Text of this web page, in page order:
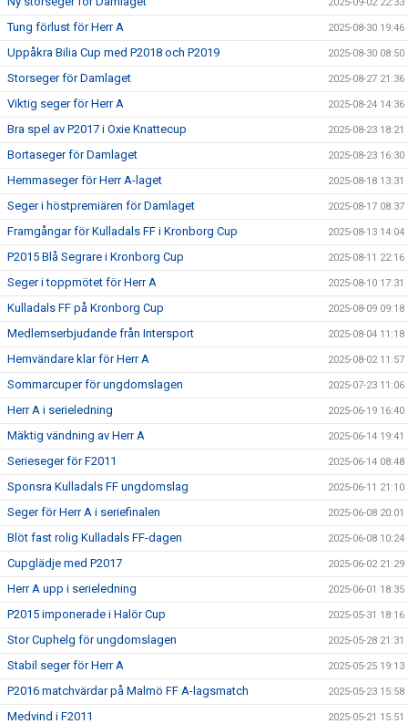
Tung förlust för Herr A 2025-08-30 19:46
Uppåkra Bilia Cup med P2018 och P2019 2025-08-30 08:50
Storseger för Damlaget 2025-08-27 21:36
Viktig seger för Herr A 2025-08-24 14:36
Bra spel av P2017 i Oxie Knattecup 2025-08-23 18:21
Bortaseger för Damlaget 2025-08-23 16:30
Hemmaseger för Herr A-laget 2025-08-18 13:31
Seger i höstpremiären för Damlaget 2025-08-17 08:37
Framgångar för Kulladals FF i Kronborg Cup 2025-08-13 14:04
P2015 Blå Segrare i Kronborg Cup 2025-08-11 22:16
Seger i toppmötet för Herr A 2025-08-10 17:31
Kulladals FF på Kronborg Cup 2025-08-09 09:18
Medlemserbjudande från Intersport 2025-08-04 11:18
Hemvändare klar för Herr A 2025-08-02 11:57
Sommarcuper för ungdomslagen 2025-07-23 11:06
Herr A i serieledning 2025-06-19 16:40
Mäktig vändning av Herr A 2025-06-14 19:41
Serieseger för F2011 2025-06-14 08:48
Sponsra Kulladals FF ungdomslag 2025-06-11 21:10
Seger för Herr A i seriefinalen 2025-06-08 20:01
Blöt fast rolig Kulladals FF-dagen 2025-06-08 10:24
Cupglädje med P2017 2025-06-02 21:29
Herr A upp i serieledning 2025-06-01 18:35
P2015 imponerade i Halör Cup 2025-05-31 18:16
Stor Cuphelg för ungdomslagen 2025-05-28 21:31
Stabil seger för Herr A 2025-05-25 19:13
P2016 matchvärdar på Malmö FF A-lagsmatch 2025-05-23 15:58
Medvind i F2011 2025-05-21 15:51